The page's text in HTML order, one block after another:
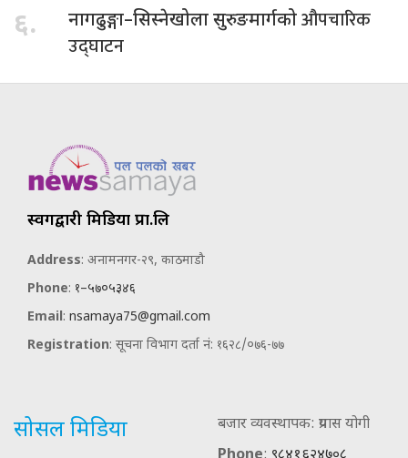
६. नागढुङ्गा–सिस्नेखोला सुरुङमार्गकोऔपचारिक
उद्घाटन
स्वर्गद्वारी मिडिया प्रा.लि
Address: अनामनगर-२९, काठमाडौ
Phone: १–५७०५३४६
Email: nsamaya75@gmail.com
Registration: सूचना विभाग दर्ता नं: १६२८/०७६-७७
सोसल मिडिया
बजार व्यवस्थापक: प्रयास योगी